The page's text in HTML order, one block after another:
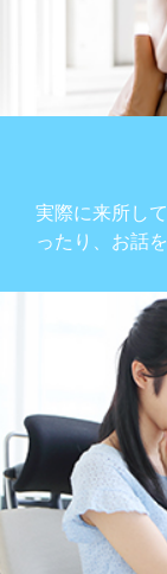
実際に来所し
ったり、お話